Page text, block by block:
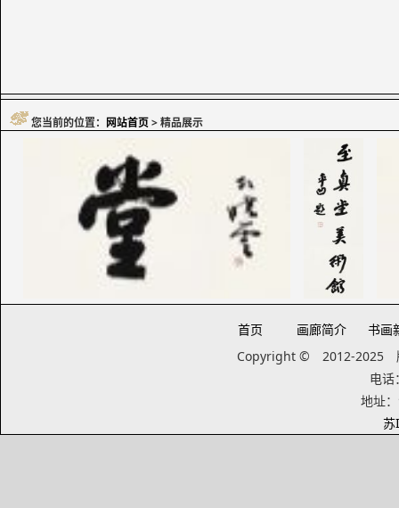
您当前的位置： 网站首页> 精品展示
首页 画廊简介
书画
Copyright © 2012-2025
电话
地址
苏